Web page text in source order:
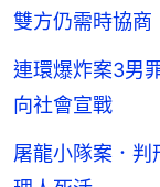
雙方仍需時協商
連環爆炸案3男
向社會宣戰
屠龍小隊案．